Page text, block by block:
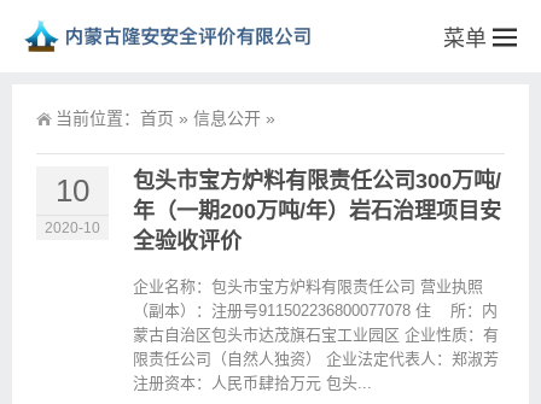
菜单
当前位置： 首页 » 信息公开 »
10
2020-10
包头市宝方炉料有限责任公司300万吨/
年（一期200万吨/年）岩石治理项目安
全验收评价
企业名称：包头市宝方炉料有限责任公司 营业执照
（副本）：注册号911502236800077078 住 所：内
蒙古自治区包头市达茂旗石宝工业园区 企业性质：有
限责任公司（自然人独资） 企业法定代表人：郑淑芳
注册资本：人民币肆拾万元 包头...